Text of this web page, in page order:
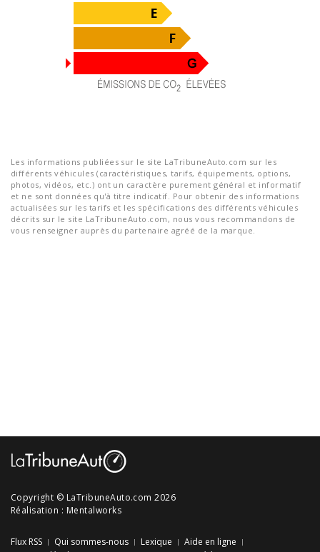
Les informations publiées sur le site LaTribuneAuto.com sur les
différents véhicules (caractéristiques, tarifs, équipements, options,
photos, vidéos, etc.) ont un caractère purement général et informatif
et ne sont données qu'à titre indicatif. Pour obtenir des informations
actualisées sur les tarifs et les spécifications des différents véhicules
décrits sur le site LaTribuneAuto.com, nous vous recommandons de
vous renseigner auprès du partenaire agréé de la marque.
Copyright © LaTribuneAuto.com 2026
Réalisation : Mentalworks
Flux RSS Qui sommes-nous Lexique
Aide en ligne